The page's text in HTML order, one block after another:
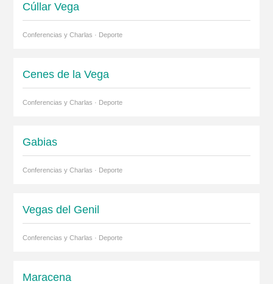
Cúllar Vega
Conferencias y Charlas · Deporte
Cenes de la Vega
Conferencias y Charlas · Deporte
Gabias
Conferencias y Charlas · Deporte
Vegas del Genil
Conferencias y Charlas · Deporte
Maracena